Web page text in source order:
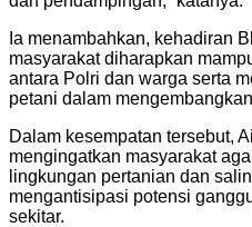
Ia menambahkan, kehadiran
masyarakat diharapkan
antara Polri dan warga serta
petani dalam
Dalam kesempatan tersebut,
mengingatkan masyarakat
lingkungan pertanian dan
mengantisipasi potensi
sekitar.